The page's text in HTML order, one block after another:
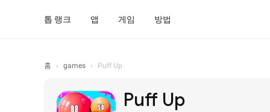
톱 랭크 앱 게임 방법
홈 › games › Puff Up
Puff Up